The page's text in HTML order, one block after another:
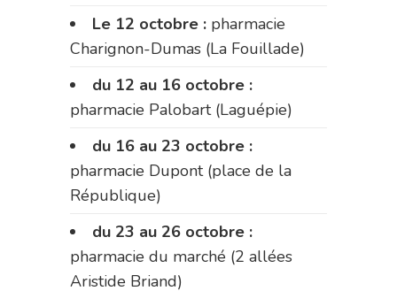
Le 12 octobre : pharmacie
Charignon-Dumas (La Fouillade)
du 12 au 16 octobre :
pharmacie Palobart (Laguépie)
du 16 au 23 octobre :
pharmacie Dupont (place de la
République)
du 23 au 26 octobre :
pharmacie du marché (2 allées
Aristide Briand)